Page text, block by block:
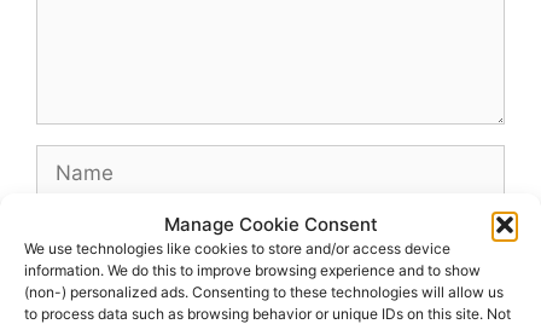
Manage Cookie Consent
We use technologies like cookies to store and/or access device
information. We do this to improve browsing experience and to show
(non-) personalized ads. Consenting to these technologies will allow us
to process data such as browsing behavior or unique IDs on this site. Not
Name
Website